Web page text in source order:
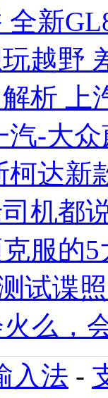
全新
越野
析 上
汽-大
柯达新
机都
服的5
试谍
么，
入法 -